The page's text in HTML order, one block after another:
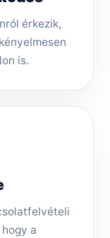
érkezik,
is.
a